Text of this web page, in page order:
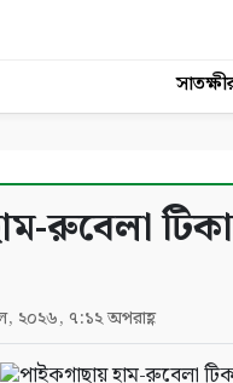
রুবেলা
২০২৬, ৭:১২ অপরাহ্ণ